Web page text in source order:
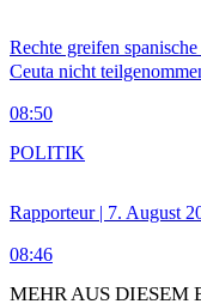
Rechte greifen
Ceuta nicht
08:50
Rapporteur | 7. August
08:46
POLITIK
MEHR AUS DIESEM